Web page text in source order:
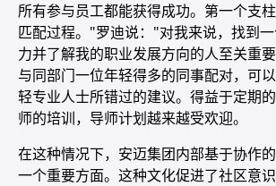
所有参与员工都能获得成功。第一个支
匹配过程。"罗迪说："对我来说，找到
力并了解我的职业发展方向的人至关重要
与同部门一位年轻得多的同事配对，可
轻专业人士所错过的建议。得益于定期
师的培训，导师计划越来越受欢迎。
在这种情况下，安迈集团内部基于协作
一个重要方面。这种文化促进了社区意